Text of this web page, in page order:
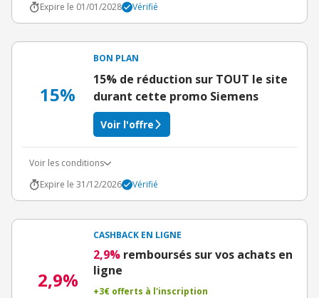
Expire le 01/01/2028
Vérifié
15%
BON PLAN
15% de réduction sur TOUT le site
durant cette promo Siemens
Voir l'offre
Voir les conditions
Expire le 31/12/2026
Vérifié
2,9%
CASHBACK EN LIGNE
2,9% remboursés sur vos achats en
ligne
+3€ offerts à l'inscription